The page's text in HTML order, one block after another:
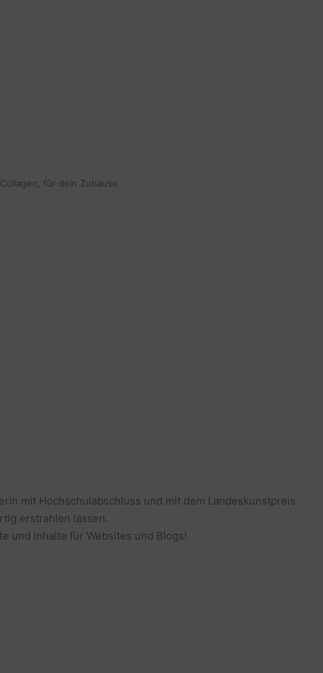
für dein Zuhause
mit Hochschulabschluss und mit dem Landeskunstpreis
erstrahlen lassen.
und Inhalte für Websites und Blogs!